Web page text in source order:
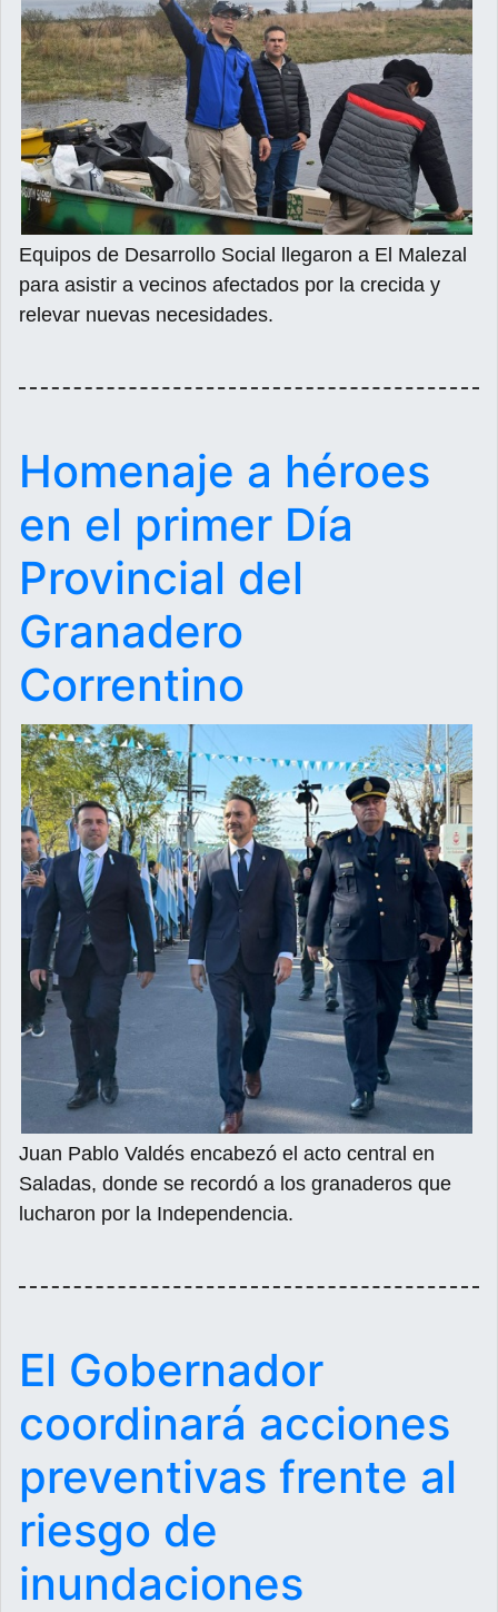
Equipos de Desarrollo Social llegaron a El Malezal
para asistir a vecinos afectados por la crecida y
relevar nuevas necesidades.
Homenaje a héroes
en el primer Día
Provincial del
Granadero
Correntino
Juan Pablo Valdés encabezó el acto central en
Saladas, donde se recordó a los granaderos que
lucharon por la Independencia.
El Gobernador
coordinará acciones
preventivas frente al
riesgo de
inundaciones